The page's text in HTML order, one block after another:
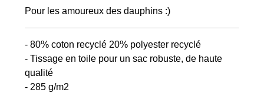
Pour les amoureux des dauphins :)
- 80% coton recyclé 20% polyester recyclé
- Tissage en toile pour un sac robuste, de haute
qualité
- 285 g/m2